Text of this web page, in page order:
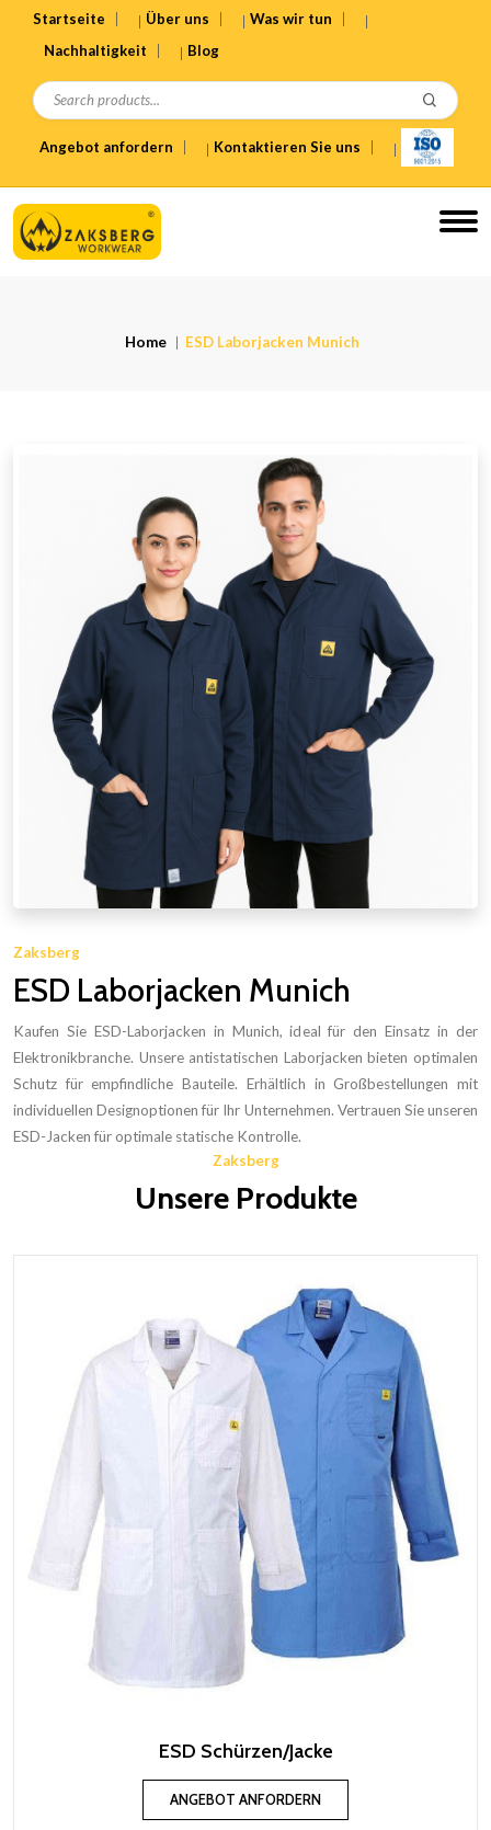
Startseite Über uns
Was wir tun
Nachhaltigkeit
Blog
Angebot anfordern Kontaktieren Sie uns
Home ESD Laborjacken Munich
Zaksberg
ESD Laborjacken Munich
Kaufen Sie ESD-Laborjacken in Munich, ideal für den Einsatz in der
Elektronikbranche. Unsere antistatischen Laborjacken bieten optimalen
Schutz für empfindliche Bauteile. Erhältlich in Großbestellungen mit
individuellen Designoptionen für Ihr Unternehmen. Vertrauen Sie unseren
ESD-Jacken für optimale statische Kontrolle.
Zaksberg
Unsere Produkte
ESD Schürzen/Jacke
ANGEBOT ANFORDERN